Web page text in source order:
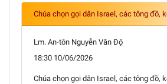
Chúa chọn gọi dân Israel, các tông đồ,
Lm. An-tôn Nguyễn Văn Độ
18:30 10/06/2026
Chúa chọn gọi dân Israel, các tông đồ,